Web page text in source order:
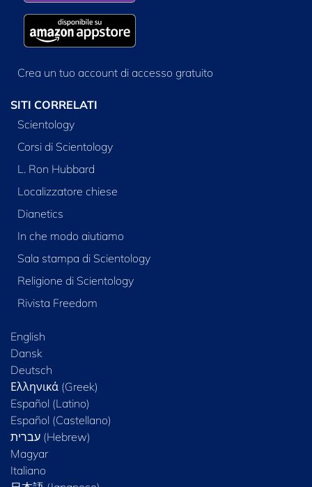
Crea un tuo account di accesso gratuito
SITI CORRELATI
Scientology
Corsi di Scientology
L. Ron Hubbard
Localizzatore chiese
Dianetics
In che modo aiutiamo
Sala stampa di Scientology
Religione di Scientology
Rivista Freedom
English
Dansk
Deutsch
Ελληνικά (Greek)
Español (Latino)
Español (Castellano)
Magyar
Italiano